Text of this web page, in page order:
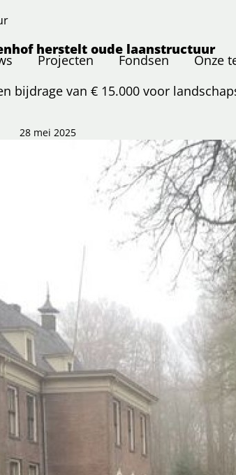
Projecten Fondsen Onze
herstelt oude laanstructuur
bijdrage van € 15.000 voor
28 mei 2025